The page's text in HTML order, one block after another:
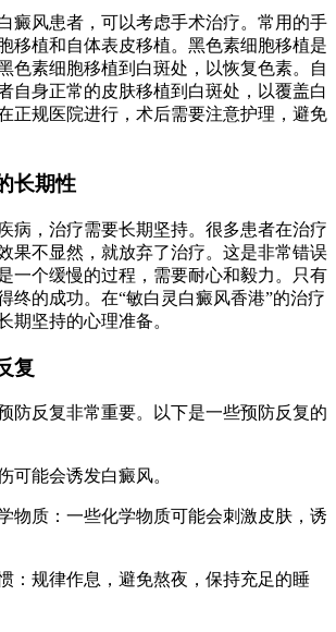
癜风患者，可以考虑手术治疗。常用的手
移植和自体表皮移植。黑色素细胞移植是
色素细胞移植到白斑处，以恢复色素。自
自身正常的皮肤移植到白斑处，以覆盖白
正规医院进行，术后需要注意护理，避免
长期性
病，治疗需要长期坚持。很多患者在治疗
果不显然，就放弃了治疗。这是非常错误
一个缓慢的过程，需要耐心和毅力。只有
终的成功。在“敏白灵白癜风香港”的治疗
期坚持的心理准备。
复
防反复非常重要。以下是一些预防反复的
可能会诱发白癜风。
物质：一些化学物质可能会刺激皮肤，诱
：规律作息，避免熬夜，保持充足的睡